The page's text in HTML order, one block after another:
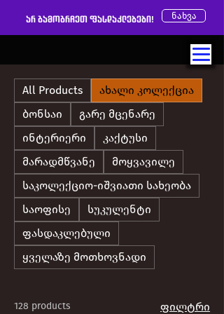
არ გამოგრჩეთ ფასდაკლებები! ნახვა
All Products
ახალი კოლექცია
ბონსაი
გარე მცენარე
ინტერიერი
კაქტუსი
მარადმწვანე
მოყვავილე
საკოლექციო-იშვიათი სახეობა
საოფისე
სუკულენტი
ფასდაკლებული
ყველაზე მოთხოვნადი
128 products ფილტრი